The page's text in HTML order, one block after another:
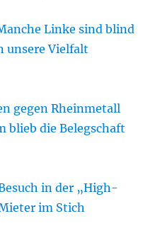
Linke sind blind
unsere Vielfalt
gegen Rheinmetall
blieb die Belegschaft
in der „High-
im Stich